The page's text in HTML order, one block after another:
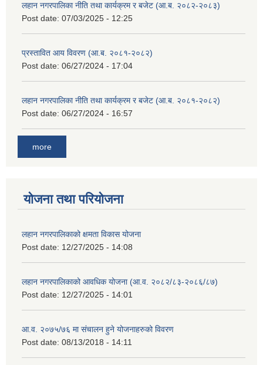
लहान नगरपालिका नीति तथा कार्यक्रम र बजेट (आ.ब. २०८२-२०८३)
Post date: 07/03/2025 - 12:25
प्रस्तावित आय विवरण (आ.ब. २०८१-२०८२)
Post date: 06/27/2024 - 17:04
लहान नगरपालिका नीति तथा कार्यक्रम र बजेट (आ.ब. २०८१-२०८२)
Post date: 06/27/2024 - 16:57
more
योजना तथा परियोजना
लहान नगरपालिकाको क्षमता विकास योजना
Post date: 12/27/2025 - 14:08
लहान नगरपालिकाको आवधिक योजना (आ.व. २०८२/८३-२०८६/८७)
Post date: 12/27/2025 - 14:01
आ.व. २०७५/७६ मा संचालन हुने योजनाहरुको विवरण
Post date: 08/13/2018 - 14:11